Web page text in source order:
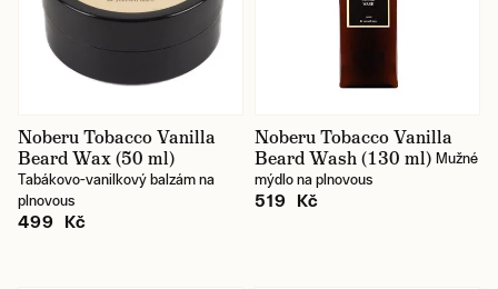
Noberu Tobacco Vanilla
Beard Wax (50 ml)
Tabákovo-vanilkový balzám na
plnovous
499 Kč
Noberu Tobacco Vanilla
Beard Wash (130 ml) Mužné
mýdlo na plnovous
519 Kč